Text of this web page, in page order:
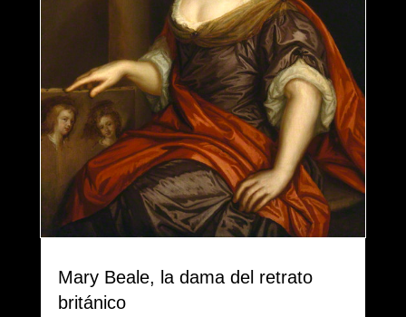
Mary Beale, la dama del retrato
británico